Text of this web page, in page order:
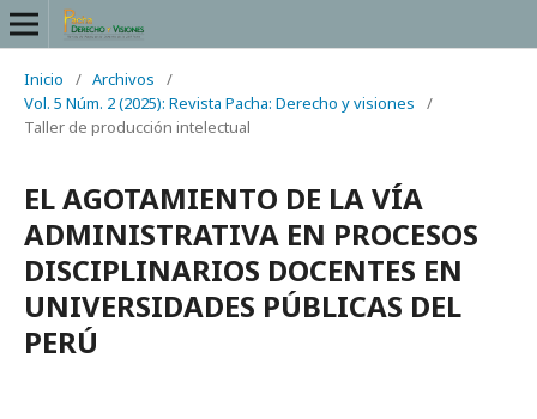
Inicio / Archivos
/
Vol. 5 Núm. 2 (2025): Revista Pacha: Derecho y visiones
/
Taller de producción intelectual
EL AGOTAMIENTO DE LA VÍA
ADMINISTRATIVA EN PROCESOS
DISCIPLINARIOS DOCENTES EN
UNIVERSIDADES PÚBLICAS DEL
PERÚ